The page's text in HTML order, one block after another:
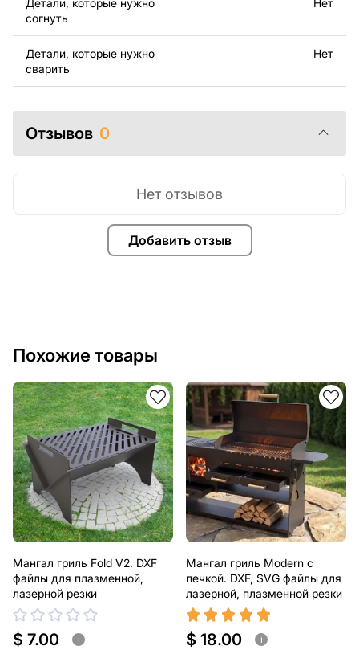
свяжитесь с нами в любое время, мы всегда готовы
помочь.
Детали, которые нужно
согнуть
Нет
Детали, которые нужно
сварить
Нет
Отзывов 0
Добавить отзыв
Нет отзывов
Похожие товары
Мангал гриль Fold V2. DXF
файлы для плазменной,
лазерной резки
$ 7.00 i
Мангал гриль Modern с
печкой. DXF, SVG файлы для
лазерной, плазменной резки
$ 18.00 i